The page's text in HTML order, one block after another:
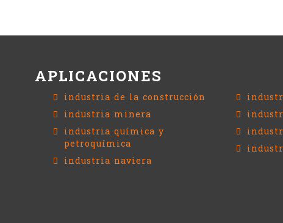
APLICACIONES
industria de la construcción
industria minera
industria química y
petroquímica
industria naviera